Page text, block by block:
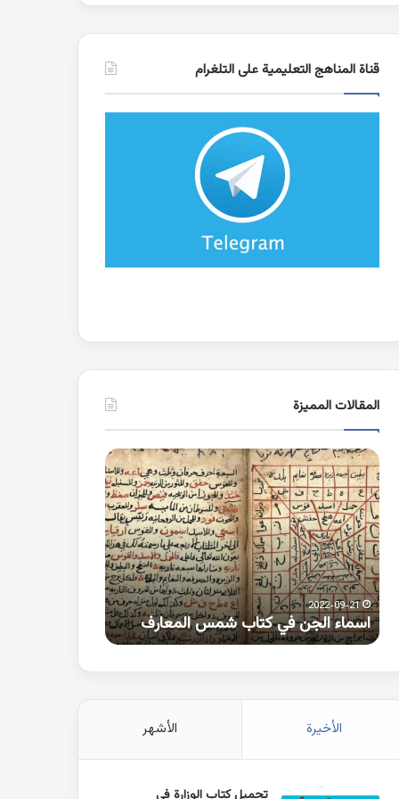
قناة المناهج التعليمية على التلغرام
المقالات المميزة
اسماء
الجن
في
كتاب
شمس
المعارف
2022-09-21
اسماء الجن في كتاب شمس المعارف
كلمات
بها
همزة
متطرفة
على
الواو
الأخيرة الأشهر
تحميل كتاب الوزارة في